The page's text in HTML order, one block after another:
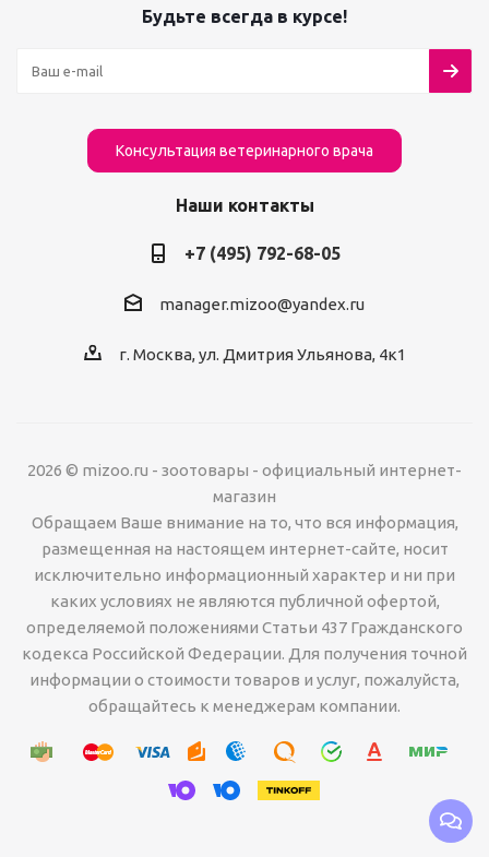
Будьте всегда в курсе!
Консультация ветеринарного врача
Наши контакты
+7 (495) 792-68-05
manager.mizoo@yandex.ru
г. Москва, ул. Дмитрия Ульянова, 4к1
2026 © mizoo.ru - зоотовары - официальный интернет-
магазин
Обращаем Ваше внимание на то, что вся информация,
размещенная на настоящем интернет-сайте, носит
исключительно информационный характер и ни при
каких условиях не являются публичной офертой,
определяемой положениями Статьи 437 Гражданского
кодекса Российской Федерации. Для получения точной
информации о стоимости товаров и услуг, пожалуйста,
обращайтесь к менеджерам компании.